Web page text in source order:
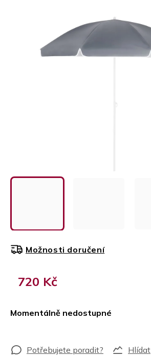
HVĚZDIČEK.
720 Kč
Momentálně nedostupné
Možnosti doručení
Hlídat